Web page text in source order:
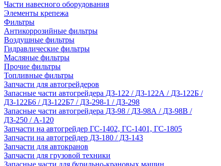
Части навесного оборудования
Элементы крепежа
Фильтры
Антикоррозийные фильтры
Воздушные фильтры
Гидравлические фильтры
Масляные фильтры
Прочие фильтры
Топливные фильтры
Запчасти для автогрейдеров
Запасные части автогрейдера ДЗ-122 / ДЗ-122А / ДЗ-122Б /
ДЗ-122Б6 / ДЗ-122Б7 / ДЗ-298-1 / ДЗ-298
Запасные части автогрейдера ДЗ-98 / ДЗ-98А / ДЗ-98В /
ДЗ-250 / А-120
Запчасти на автогрейдер ГС-1402, ГС-1401, ГС-1805
Запчасти на автогрейдер ДЗ-180 / ДЗ-143
Запчасти для автокранов
Запчасти для грузовой техники
Запасные части для бурильно-крановых машин